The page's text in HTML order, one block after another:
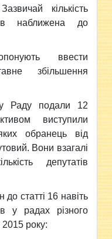
кількість
наближена до
ввести
збільшення
у Раду подали 12
виступили
обранець від
Вони взагалі
депутатів
до статті 16 навіть
у радах різного
2015 року: